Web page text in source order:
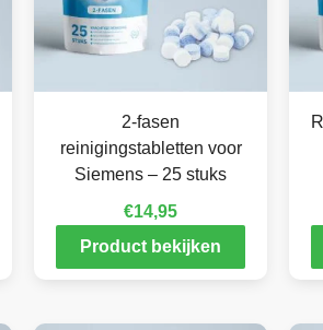
2-fasen
reinigingstabletten voor
Siemens – 25 stuks
€14,95
Product bekijken